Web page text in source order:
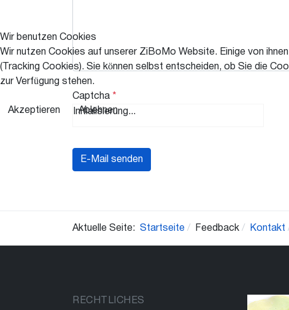
Captcha *
Initialisierung...
E-Mail senden
Aktuelle Seite: Startseite Feedback Kontakt
RECHTLICHES
Wir benutzen Cookies
Wir nutzen Cookies auf unserer ZiBoMo Website. Einige von
(Tracking Cookies). Sie können selbst entscheiden, ob Sie die
zur Verfügung stehen.
Akzeptieren Ablehnen